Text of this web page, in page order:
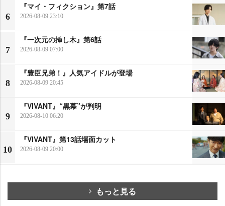
6
『マイ・フィクション』第7話
2026-08-09 23:10
7
『一次元の挿し木』第6話
2026-08-09 07:00
8
『豊臣兄弟！』人気アイドルが登場
2026-08-09 20:45
9
『VIVANT』“黒幕”が判明
2026-08-10 06:20
10
『VIVANT』第13話場面カット
2026-08-09 20:00
もっと見る